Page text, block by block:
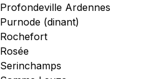
Profondeville Ardennes
Purnode (dinant)
Rochefort
Rosée
Serinchamps